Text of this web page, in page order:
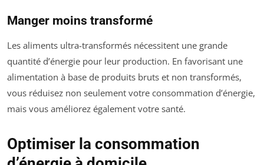
Manger moins transformé
Les aliments ultra-transformés nécessitent une grande
quantité d’énergie pour leur production. En favorisant une
alimentation à base de produits bruts et non transformés,
vous réduisez non seulement votre consommation d’énergie,
mais vous améliorez également votre santé.
Optimiser la consommation